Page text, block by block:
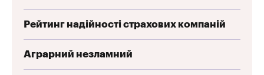
Рейтинг надійності страхових компаній
Аграрний незламний